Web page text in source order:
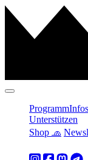
ProgrammInfos
Unterstützen
Shop 🧢